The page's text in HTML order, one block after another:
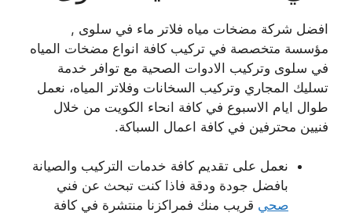
افضل شركة مضخات مياه فلاتر ماء في سلوى ,
مؤسسة متخصصة في تركيب كافة انواع مضخات المياه
في سلوى وتركيب الادوات الصحية مع توافر خدمة
تسليك المجاري وتركيب السخانات وفلاتر المياه، نعمل
طوال ايام الاسبوع في كافة انحاء الكويت من خلال
فنيين محترفين في كافة اعمال السباكة.
نعمل على تقديم كافة خدمات التركيب والصيانة
بافضل جودة ودقة فاذا كنت تبحث عن فني
صحي قريب منك فمراكزنا منتشرة في كافة